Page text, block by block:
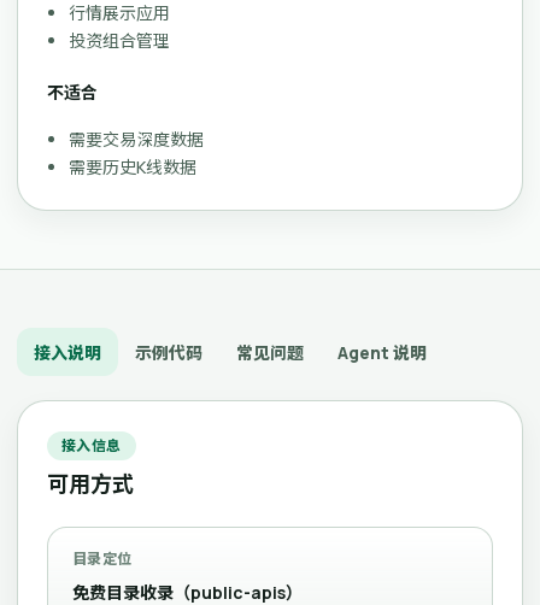
行情展示应用
投资组合管理
不适合
需要交易深度数据
需要历史K线数据
接入说明 示例代码 常见问题 Agent 说明
接入信息
可用方式
目录定位
免费目录收录（public-apis）